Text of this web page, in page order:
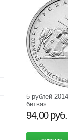
5 рублей
битва»
94,00 руб.